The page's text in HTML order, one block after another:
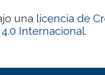
una licencia de
Internacional.